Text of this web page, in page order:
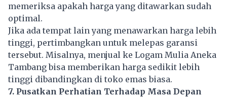
memeriksa apakah harga yang ditawarkan sudah
optimal.
Jika ada tempat lain yang menawarkan harga lebih
tinggi, pertimbangkan untuk melepas garansi
tersebut. Misalnya, menjual ke Logam Mulia Aneka
Tambang bisa memberikan harga sedikit lebih
tinggi dibandingkan di toko emas biasa.
7. Pusatkan Perhatian Terhadap Masa Depan